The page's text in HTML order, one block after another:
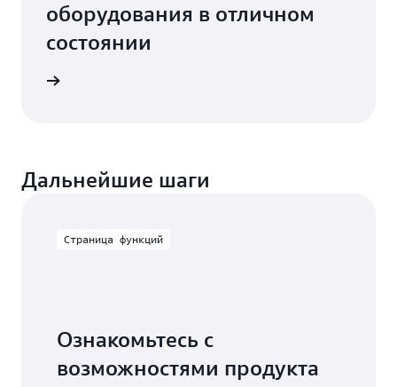
оборудования в отличном
состоянии
Дальнейшие шаги
Страница функций
Ознакомьтесь с
возможностями продукта